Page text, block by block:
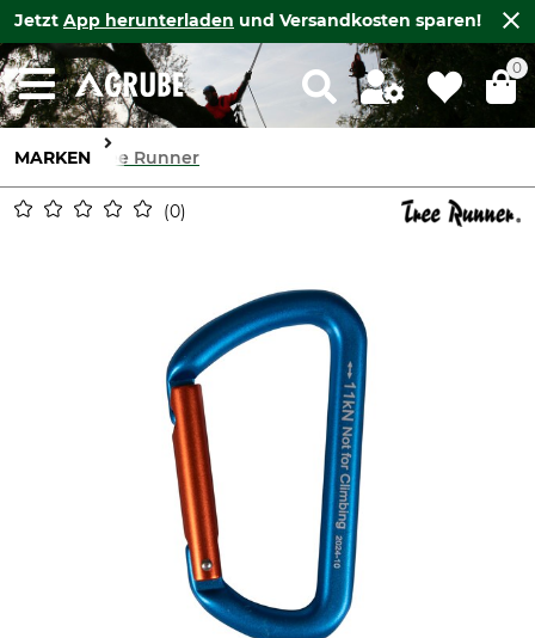
Jetzt App herunterladen und Versandkosten sparen!
0
MARKEN Tree Runner
0